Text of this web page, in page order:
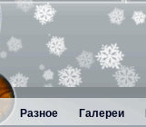
Разное Галереи